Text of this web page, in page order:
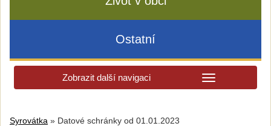
Ostatní
Zobrazit další navigaci
Syrovátka » Datové schránky od 01.01.2023